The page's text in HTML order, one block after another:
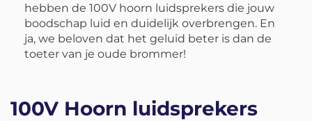
hebben de 100V hoorn luidsprekers die jouw
boodschap luid en duidelijk overbrengen. En
ja, we beloven dat het geluid beter is dan de
toeter van je oude brommer!
100V Hoorn luidsprekers